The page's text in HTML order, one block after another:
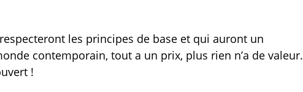
les principes de base et qui auront un
contemporain, tout a un prix, plus rien n’a de valeur.
!